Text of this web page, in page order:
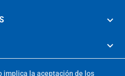
implica la aceptación de los